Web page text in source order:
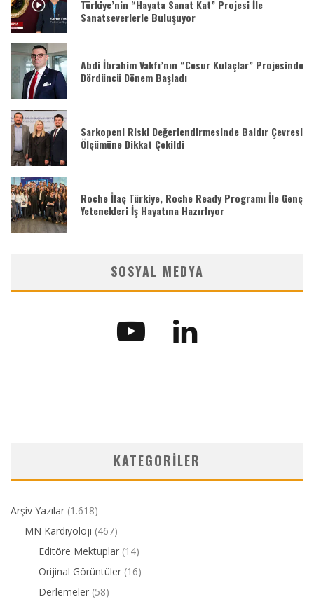
Türkiye’nin “Hayata Sanat Kat” Projesi İle
Sanatseverlerle Buluşuyor
Abdi İbrahim Vakfı’nın “Cesur Kulaçlar” Projesinde
Dördüncü Dönem Başladı
Sarkopeni Riski Değerlendirmesinde Baldır Çevresi
Ölçümüne Dikkat Çekildi
Roche İlaç Türkiye, Roche Ready Programı İle Genç
Yetenekleri İş Hayatına Hazırlıyor
SOSYAL MEDYA
KATEGORILER
Arşiv Yazılar (1.618)
MN Kardiyoloji (467)
Editöre Mektuplar (14)
Orijinal Görüntüler (16)
Derlemeler (58)